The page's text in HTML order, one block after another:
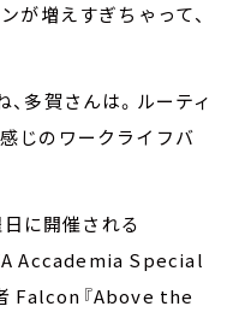
が増えすぎちゃって、
多賀さんは。ルーティ
じのワークライフバ
日に開催される
Accademia Special
Falcon『Above the